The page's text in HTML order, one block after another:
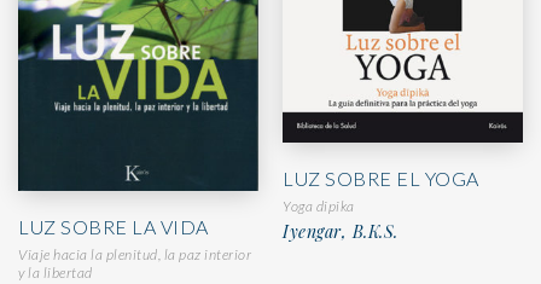
LUZ SOBRE LA VIDA
Viaje hacia la plenitud, la paz interior
y la libertad
LUZ SOBRE EL YOGA
Yoga dipika
Iyengar, B.K.S.